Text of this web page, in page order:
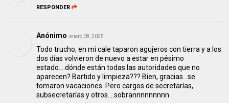
RESPONDER
Anónimo enero 08, 2025
Todo trucho, en mi cale taparon agujeros con tierra y a los
dos días volvieron de nuevo a estar en pésimo
estado....dónde están todas las autoridades que no
aparecen? Bartido y limpieza??? Bien, gracias...se
tomaron vacaciones. Pero cargos de secretarías,
subsecretarías y otros....sobrannnnnnnnn